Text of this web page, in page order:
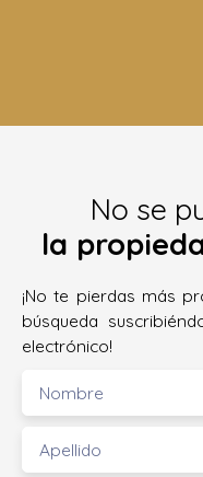
No se
la
¡No te pierdas más
búsqueda
electrónico!
Nombre
Apellido